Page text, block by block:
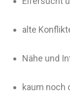
alte
Nähe und
kaum noch